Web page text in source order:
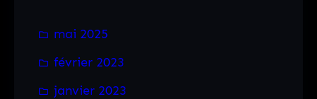
h
e
mai 2025
février 2023
janvier 2023